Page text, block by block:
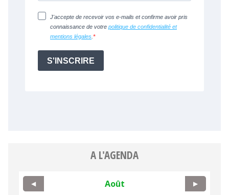
A L'AGENDA
Août
◀ ▶